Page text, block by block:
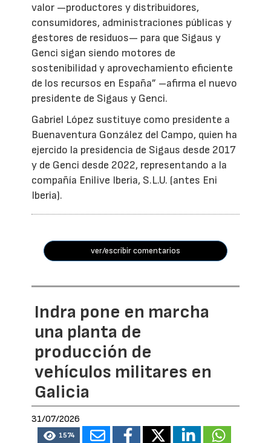
valor —productores y distribuidores,
consumidores, administraciones públicas y
gestores de residuos— para que Sigaus y
Genci sigan siendo motores de
sostenibilidad y aprovechamiento eficiente
de los recursos en España” –afirma el nuevo
presidente de Sigaus y Genci.
Gabriel López sustituye como presidente a
Buenaventura González del Campo, quien ha
ejercido la presidencia de Sigaus desde 2017
y de Genci desde 2022, representando a la
compañía Enilive Iberia, S.L.U. (antes Eni
Iberia).
ver/escribir comentarios
Indra pone en marcha
una planta de
producción de
vehículos militares en
Galicia
31/07/2026
1574